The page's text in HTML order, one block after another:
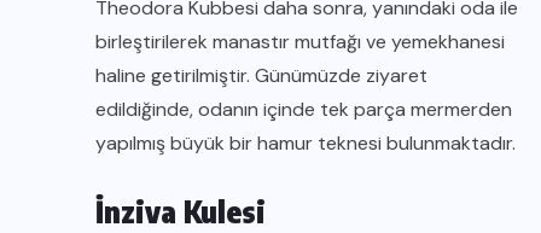
Theodora Kubbesi daha sonra, yanındaki oda ile
birleştirilerek manastır mutfağı ve yemekhanesi
haline getirilmiştir. Günümüzde ziyaret
edildiğinde, odanın içinde tek parça mermerden
yapılmış büyük bir hamur teknesi bulunmaktadır.
İnziva Kulesi